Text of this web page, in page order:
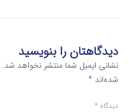
دیدگاهتان را بنویسید
نشانی ایمیل شما منتشر نخواهد شد.
شده‌اند *
دیدگاه *